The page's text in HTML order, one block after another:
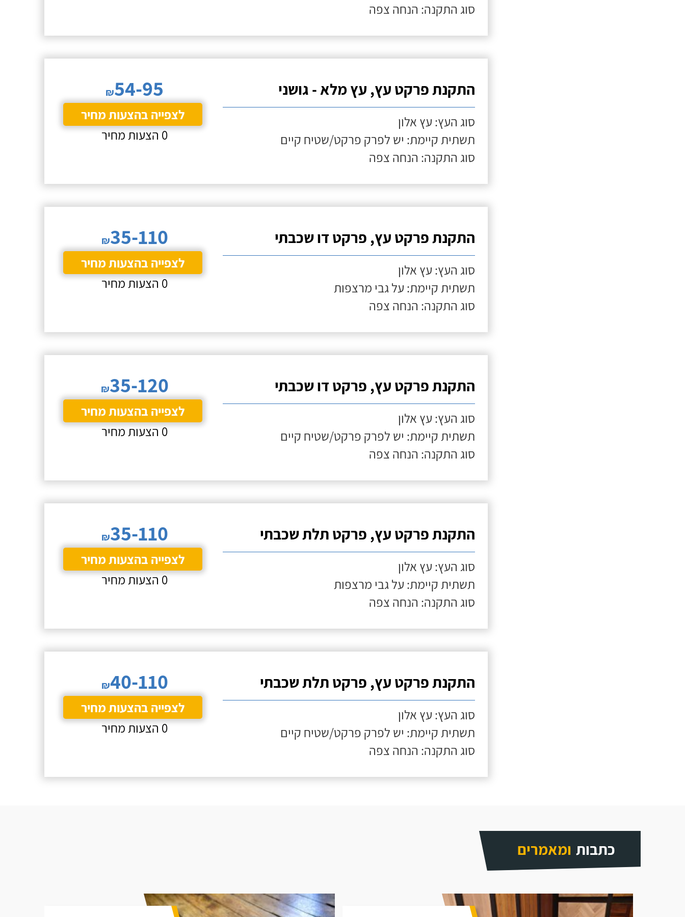
סוג התקנה: הנחה צפה
התקנת פרקט עץ, עץ מלא - גושני
סוג העץ: עץ אלון
תשתית קיימת: יש לפרק פרקט/שטיח קיים
סוג התקנה: הנחה צפה
₪54-95
לצפייה בהצעות מחיר
0 הצעות מחיר
התקנת פרקט עץ, פרקט דו שכבתי
סוג העץ: עץ אלון
תשתית קיימת: על גבי מרצפות
סוג התקנה: הנחה צפה
₪35-110
לצפייה בהצעות מחיר
0 הצעות מחיר
התקנת פרקט עץ, פרקט דו שכבתי
סוג העץ: עץ אלון
תשתית קיימת: יש לפרק פרקט/שטיח קיים
סוג התקנה: הנחה צפה
₪35-120
לצפייה בהצעות מחיר
0 הצעות מחיר
התקנת פרקט עץ, פרקט תלת שכבתי
סוג העץ: עץ אלון
תשתית קיימת: על גבי מרצפות
סוג התקנה: הנחה צפה
₪35-110
לצפייה בהצעות מחיר
0 הצעות מחיר
התקנת פרקט עץ, פרקט תלת שכבתי
סוג העץ: עץ אלון
תשתית קיימת: יש לפרק פרקט/שטיח קיים
סוג התקנה: הנחה צפה
₪40-110
לצפייה בהצעות מחיר
0 הצעות מחיר
כתבות ומאמרים